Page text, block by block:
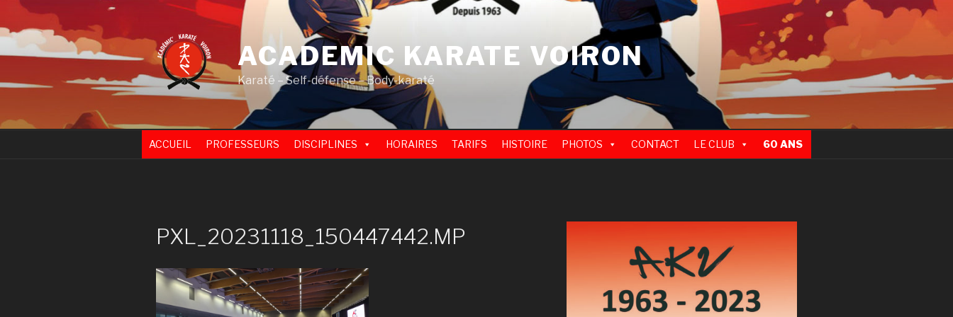
Skip
to
content
ACADEMIC KARATE VOIRON
Karaté – Self-défense – Body-karaté
ACCUEIL PROFESSEURS DISCIPLINES HORAIRES TARIFS HISTOIRE PHOTOS CONTACT LE CLUB 60 ANS
PXL_20231118_150447442.MP